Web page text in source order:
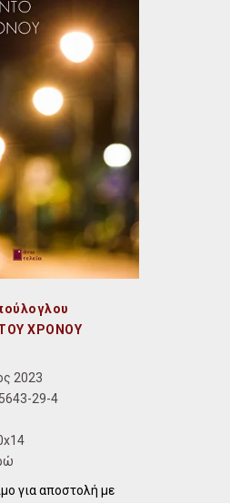
2023
29-4
ΧΡΟΝΟΥ
για αποστολή με